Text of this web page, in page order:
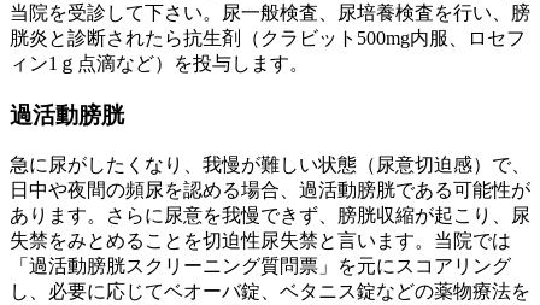
当院を受診して下さい。尿一般検査、尿培養検査を行い、膀
胱炎と診断されたら抗生剤（クラビット500mg内服、ロセフ
ィン1ｇ点滴など）を投与します。
過活動膀胱
急に尿がしたくなり、我慢が難しい状態（尿意切迫感）で、
日中や夜間の頻尿を認める場合、過活動膀胱である可能性が
あります。さらに尿意を我慢できず、膀胱収縮が起こり、尿
失禁をみとめることを切迫性尿失禁と言います。当院では
「過活動膀胱スクリーニング質問票」を元にスコアリング
し、必要に応じてベオーバ錠、ベタニス錠などの薬物療法を